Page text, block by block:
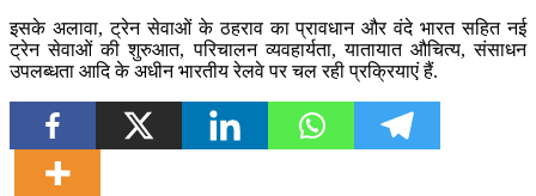
इसके अलावा, ट्रेन सेवाओं के ठहराव का प्रावधान और वंदे भारत सहित नई
ट्रेन सेवाओं की शुरुआत, परिचालन व्यवहार्यता, यातायात औचित्य, संसाधन
उपलब्धता आदि के अधीन भारतीय रेलवे पर चल रही प्रक्रियाएं हैं.